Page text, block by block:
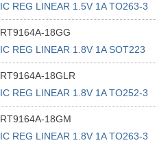
IC REG LINEAR 1.5V 1A TO263-3
RT9164A-18GG
IC REG LINEAR 1.8V 1A SOT223
RT9164A-18GLR
IC REG LINEAR 1.8V 1A TO252-3
RT9164A-18GM
IC REG LINEAR 1.8V 1A TO263-3